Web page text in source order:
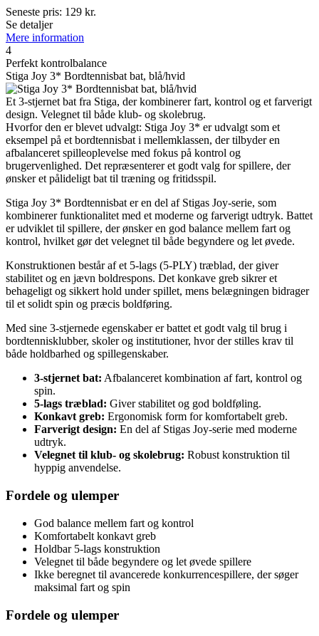
Seneste pris: 129 kr.
Se detaljer
Mere information
4
Perfekt kontrolbalance
Stiga Joy 3* Bordtennisbat bat, blå/hvid
Et 3-stjernet bat fra Stiga, der kombinerer fart, kontrol og et farverigt
design. Velegnet til både klub- og skolebrug.
Hvorfor den er blevet udvalgt: Stiga Joy 3* er udvalgt som et
eksempel på et bordtennisbat i mellemklassen, der tilbyder en
afbalanceret spilleoplevelse med fokus på kontrol og
brugervenlighed. Det repræsenterer et godt valg for spillere, der
ønsker et pålideligt bat til træning og fritidsspil.
Stiga Joy 3* Bordtennisbat er en del af Stigas Joy-serie, som
kombinerer funktionalitet med et moderne og farverigt udtryk. Battet
er udviklet til spillere, der ønsker en god balance mellem fart og
kontrol, hvilket gør det velegnet til både begyndere og let øvede.
Konstruktionen består af et 5-lags (5-PLY) træblad, der giver
stabilitet og en jævn boldrespons. Det konkave greb sikrer et
behageligt og sikkert hold under spillet, mens belægningen bidrager
til et solidt spin og præcis boldføring.
Med sine 3-stjernede egenskaber er battet et godt valg til brug i
bordtennisklubber, skoler og institutioner, hvor der stilles krav til
både holdbarhed og spillegenskaber.
3-stjernet bat: Afbalanceret kombination af fart, kontrol og
spin.
5-lags træblad: Giver stabilitet og god boldføling.
Konkavt greb: Ergonomisk form for komfortabelt greb.
Farverigt design: En del af Stigas Joy-serie med moderne
udtryk.
Velegnet til klub- og skolebrug: Robust konstruktion til
hyppig anvendelse.
Fordele og ulemper
God balance mellem fart og kontrol
Komfortabelt konkavt greb
Holdbar 5-lags konstruktion
Velegnet til både begyndere og let øvede spillere
Ikke beregnet til avancerede konkurrencespillere, der søger
maksimal fart og spin
Fordele og ulemper